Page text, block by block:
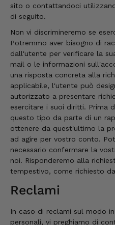
sito o contattandoci
di seguito.
Non vi discrimineremo se
Potremmo aver bisogno di
dall'utente per verificare la
mail o le informazioni
una risposta concreta alla
applicabile, l'utente può
autorizzato a presentare
esercitare i suoi diritti. Prima
questo tipo da parte di un
ottenere da quest'ultimo la
ad agire per vostro conto.
necessario confermare la
noi. Risponderemo alla
tempestivo, come richiesto
Reclami
In caso di reclami sul modo
personali, vi preghiamo di